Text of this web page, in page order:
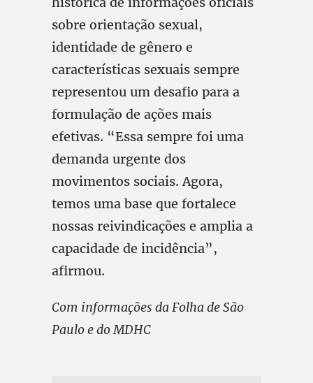
sobre orientação sexual,
identidade de gênero e
características sexuais sempre
representou um desafio para a
formulação de ações mais
efetivas. “Essa sempre foi uma
demanda urgente dos
movimentos sociais. Agora,
temos uma base que fortalece
nossas reivindicações e amplia a
capacidade de incidência”,
afirmou.
Com informações da Folha de São
Paulo e do MDHC